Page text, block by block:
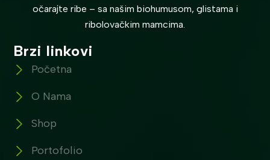
očarajte ribe – sa našim biohumusom, glistama i
ribolovačkim mamcima.
Brzi linkovi
Početna
O Nama
Shop
Portofolio